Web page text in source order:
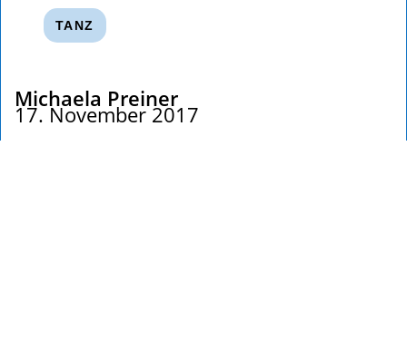
TANZ
Michaela Preiner
17. November 2017